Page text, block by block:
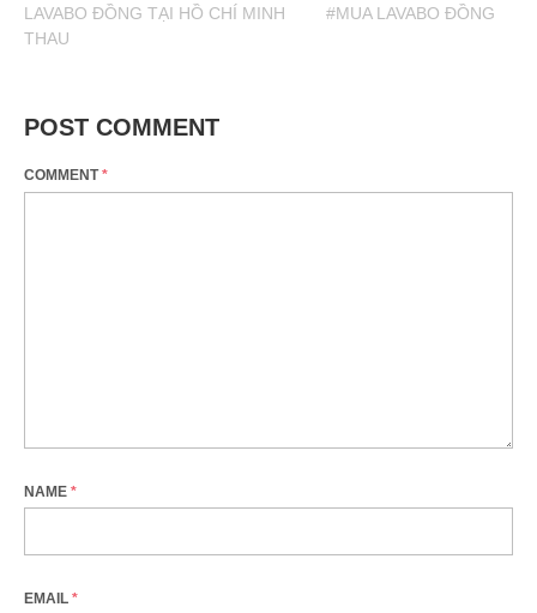
LAVABO ĐỒNG TẠI HỒ CHÍ MINH
#MUA LAVABO ĐỒNG
THAU
POST COMMENT
COMMENT*
NAME *
EMAIL *